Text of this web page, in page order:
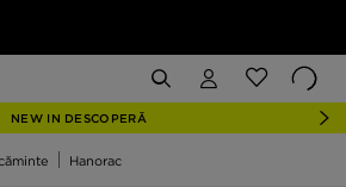
NEW IN DESCOPERĂ
Hanorac